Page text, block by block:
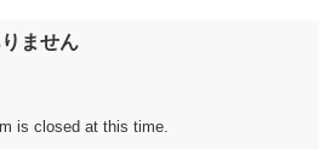
ません
is closed at this time.